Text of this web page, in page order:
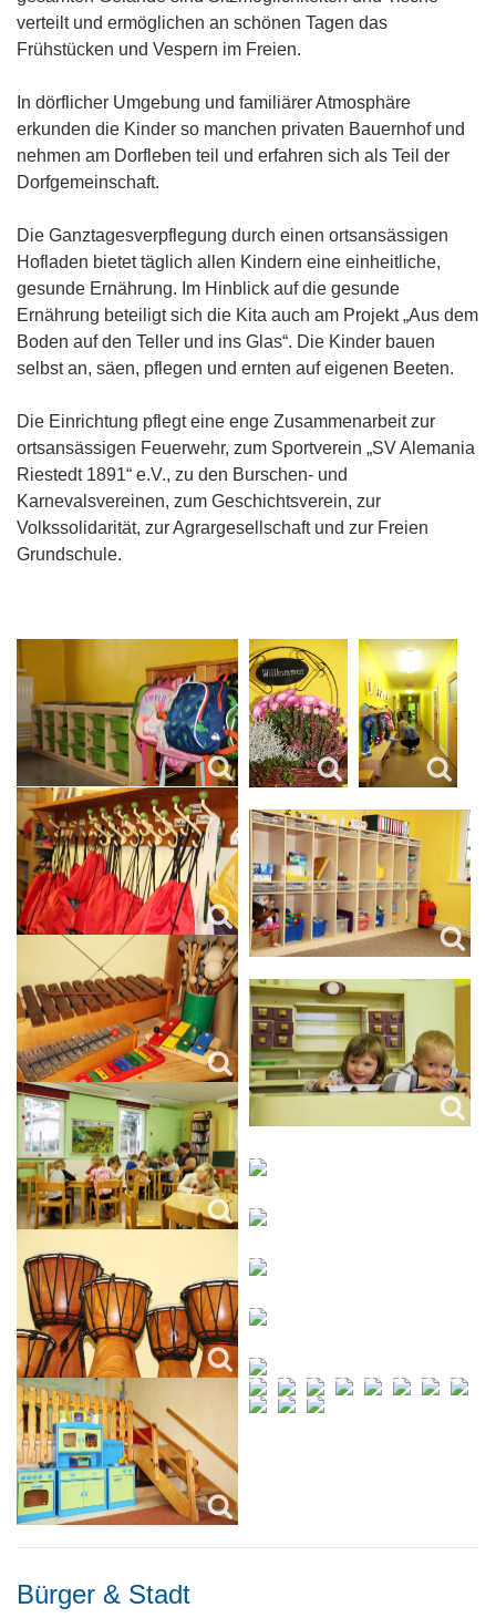
verteilt und ermöglichen an schönen Tagen das
Frühstücken und Vespern im Freien.
In dörflicher Umgebung und familiärer Atmosphäre
erkunden die Kinder so manchen privaten Bauernhof und
nehmen am Dorfleben teil und erfahren sich als Teil der
Dorfgemeinschaft.
Die Ganztagesverpflegung durch einen ortsansässigen
Hofladen bietet täglich allen Kindern eine einheitliche,
gesunde Ernährung. Im Hinblick auf die gesunde
Ernährung beteiligt sich die Kita auch am Projekt „Aus dem
Boden auf den Teller und ins Glas“. Die Kinder bauen
selbst an, säen, pflegen und ernten auf eigenen Beeten.
Die Einrichtung pflegt eine enge Zusammenarbeit zur
ortsansässigen Feuerwehr, zum Sportverein „SV Alemania
Riestedt 1891“ e.V., zu den Burschen- und
Karnevalsvereinen, zum Geschichtsverein, zur
Volkssolidarität, zur Agrargesellschaft und zur Freien
Grundschule.
Bürger & Stadt